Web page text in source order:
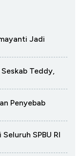
Jadi
Teddy,
Penyebab
SPBU RI